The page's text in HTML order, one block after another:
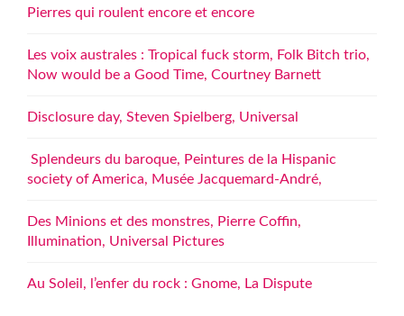
Pierres qui roulent encore et encore
Les voix australes : Tropical fuck storm, Folk Bitch trio,
Now would be a Good Time, Courtney Barnett
Disclosure day, Steven Spielberg, Universal
Splendeurs du baroque, Peintures de la Hispanic
society of America, Musée Jacquemard-André,
Des Minions et des monstres, Pierre Coffin,
Illumination, Universal Pictures
Au Soleil, l’enfer du rock : Gnome, La Dispute